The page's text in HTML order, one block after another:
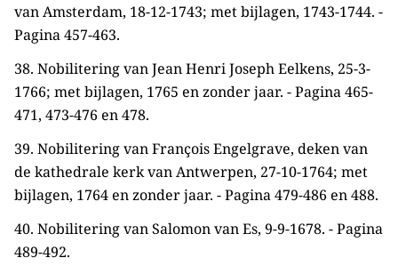
van Amsterdam, 18-12-1743; met bijlagen, 1743-1744. -
Pagina 457-463.
38. Nobilitering van Jean Henri Joseph Eelkens, 25-3-
1766; met bijlagen, 1765 en zonder jaar. - Pagina 465-
471, 473-476 en 478.
39. Nobilitering van François Engelgrave, deken van
de kathedrale kerk van Antwerpen, 27-10-1764; met
bijlagen, 1764 en zonder jaar. - Pagina 479-486 en 488.
40. Nobilitering van Salomon van Es, 9-9-1678. - Pagina
489-492.